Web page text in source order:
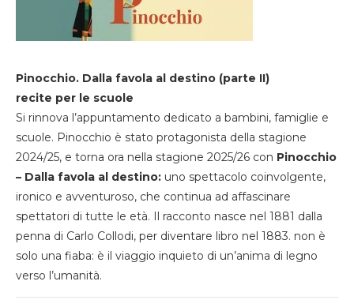
Pinocchio. Dalla favola al destino (parte II)
recite per le scuole
Si rinnova l’appuntamento dedicato a bambini, famiglie e
scuole. Pinocchio è stato protagonista della stagione
2024/25, e torna ora nella stagione 2025/26 con Pinocchio
– Dalla favola al destino: uno spettacolo coinvolgente,
ironico e avventuroso, che continua ad affascinare
spettatori di tutte le età. Il racconto nasce nel 1881 dalla
penna di Carlo Collodi, per diventare libro nel 1883. non è
solo una fiaba: è il viaggio inquieto di un’anima di legno
verso l’umanità.